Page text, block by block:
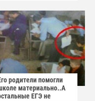
родители помогли
материально..А
ЕГЭ не